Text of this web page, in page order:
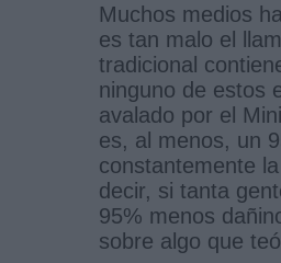
Muchos medios
es tan malo el
tradicional
ninguno de estos
avalado por el
es, al menos, un
constantemente
decir, si tanta
95% menos
sobre algo que